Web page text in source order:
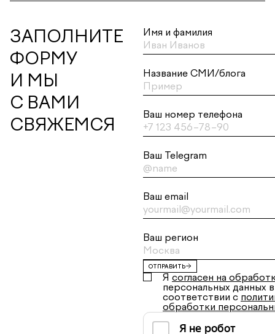
ЗАПОЛНИТЕ
ФОРМУ
И МЫ
С ВАМИ
СВЯЖЕМСЯ
Имя и фамилия
Название СМИ/блога
Ваш номер телефона
Ваш Telegram
Ваш email
Ваш регион
Я согласен на
персональных данных в
соответствии с
обработки
ОТПРАВИТЬ